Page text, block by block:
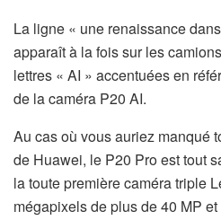
La ligne « une renaissance
apparaît à la fois sur les
lettres « AI » accentuées en
de la caméra P20 AI.
Au cas où vous auriez manqué
de Huawei, le P20 Pro est tout
la toute première caméra triple
mégapixels de plus de 40 MP